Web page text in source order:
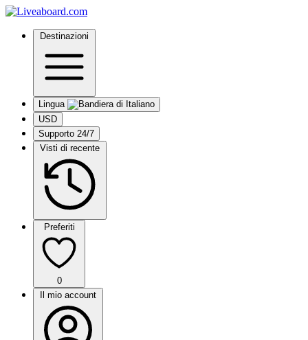
Destinazioni
Lingua
USD
Supporto 24/7
Visti di recente
Preferiti
0
Il mio account